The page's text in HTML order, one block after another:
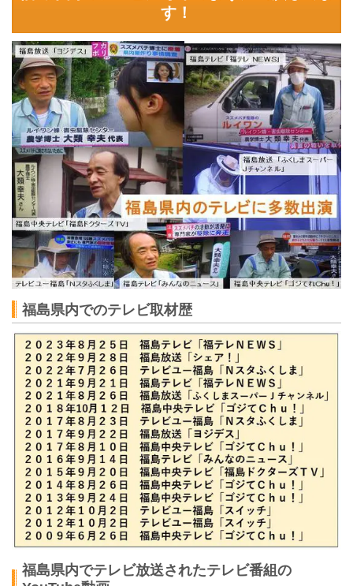
す！
福島県内でのテレビ取材歴
福島県内でテレビ放送されたテレビ番組の